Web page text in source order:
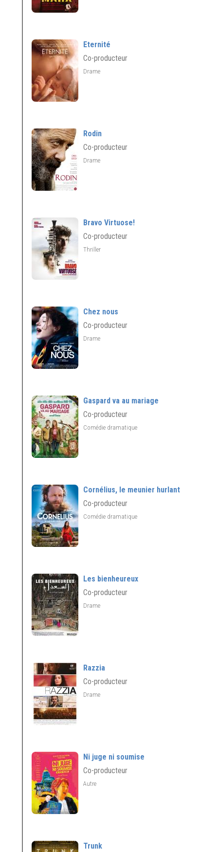
Eternité
Co-producteur
Drame
Rodin
Co-producteur
Drame
Bravo Virtuose!
Co-producteur
Thriller
Chez nous
Co-producteur
Drame
Gaspard va au mariage
Co-producteur
Comédie dramatique
Cornélius, le meunier hurlant
Co-producteur
Comédie dramatique
Les bienheureux
Co-producteur
Drame
Razzia
Co-producteur
Drame
Ni juge ni soumise
Co-producteur
Autre
Trunk